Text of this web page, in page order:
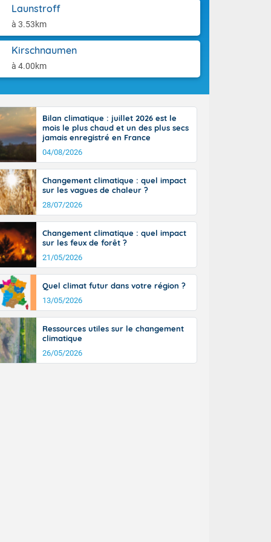
Launstroff
à 3.53km
Kirschnaumen
à 4.00km
de
reste du
orages
le rivage
virulents
et
sur le
localement
de la
90 à 110
de Manche
avec
Rhône-
entrées
aux
du
peuvent
nord-
les rafales
et sur le
vallée
Bilan climatique : juillet 2026 est le
mois le plus chaud et un des plus secs
jamais enregistré en France
04/08/2026
Changement climatique : quel impact
sur les vagues de chaleur ?
28/07/2026
Changement climatique : quel impact
sur les feux de forêt ?
21/05/2026
Quel climat futur dans votre région ?
13/05/2026
Ressources utiles sur le changement
climatique
26/05/2026